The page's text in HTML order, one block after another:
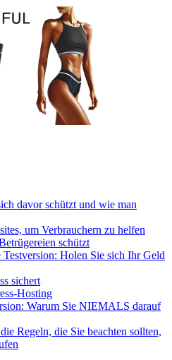
davor schützt und wie man
um Verbrauchern zu helfen
schützt
Holen Sie sich Ihr Geld
sichert
Hosting
Warum Sie NIEMALS darauf
Regeln, die Sie beachten sollten,
Oder Seriös